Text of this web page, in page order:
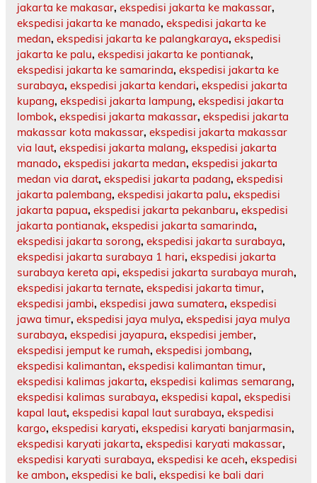
jakarta ke makasar, ekspedisi jakarta ke makassar,
ekspedisi jakarta ke manado, ekspedisi jakarta ke
medan, ekspedisi jakarta ke palangkaraya, ekspedisi
jakarta ke palu, ekspedisi jakarta ke pontianak,
ekspedisi jakarta ke samarinda, ekspedisi jakarta ke
surabaya, ekspedisi jakarta kendari, ekspedisi jakarta
kupang, ekspedisi jakarta lampung, ekspedisi jakarta
lombok, ekspedisi jakarta makassar, ekspedisi jakarta
makassar kota makassar, ekspedisi jakarta makassar
via laut, ekspedisi jakarta malang, ekspedisi jakarta
manado, ekspedisi jakarta medan, ekspedisi jakarta
medan via darat, ekspedisi jakarta padang, ekspedisi
jakarta palembang, ekspedisi jakarta palu, ekspedisi
jakarta papua, ekspedisi jakarta pekanbaru, ekspedisi
jakarta pontianak, ekspedisi jakarta samarinda,
ekspedisi jakarta sorong, ekspedisi jakarta surabaya,
ekspedisi jakarta surabaya 1 hari, ekspedisi jakarta
surabaya kereta api, ekspedisi jakarta surabaya murah,
ekspedisi jakarta ternate, ekspedisi jakarta timur,
ekspedisi jambi, ekspedisi jawa sumatera, ekspedisi
jawa timur, ekspedisi jaya mulya, ekspedisi jaya mulya
surabaya, ekspedisi jayapura, ekspedisi jember,
ekspedisi jemput ke rumah, ekspedisi jombang,
ekspedisi kalimantan, ekspedisi kalimantan timur,
ekspedisi kalimas jakarta, ekspedisi kalimas semarang,
ekspedisi kalimas surabaya, ekspedisi kapal, ekspedisi
kapal laut, ekspedisi kapal laut surabaya, ekspedisi
kargo, ekspedisi karyati, ekspedisi karyati banjarmasin,
ekspedisi karyati jakarta, ekspedisi karyati makassar,
ekspedisi karyati surabaya, ekspedisi ke aceh, ekspedisi
ke ambon, ekspedisi ke bali, ekspedisi ke bali dari